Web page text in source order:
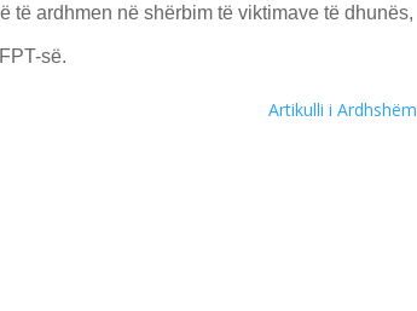
të ardhmen në shërbim të viktimave të dhunës,
së.
Artikulli i Ardhshëm